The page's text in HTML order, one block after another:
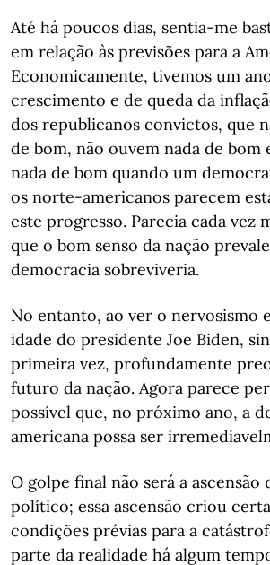
Até há poucos dias, sentia-me
em relação às previsões para a
Economicamente, tivemos um
crescimento e de queda da
dos republicanos convictos, que
de bom, não ouvem nada de bom
nada de bom quando um
os norte-americanos parecem
este progresso. Parecia cada vez
que o bom senso da nação
democracia sobreviveria.
No entanto, ao ver o nervosismo
idade do presidente Joe Biden,
primeira vez, profundamente
futuro da nação. Agora parece
possível que, no próximo ano, a
americana possa ser
O golpe final não será a
político; essa ascensão criou
condições prévias para a
parte da realidade há algum